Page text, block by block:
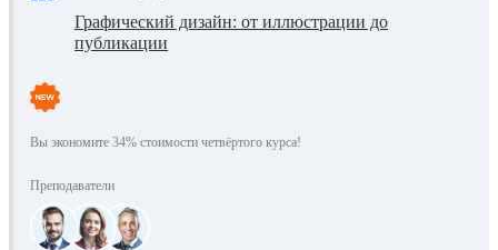
Графический дизайн: от иллюстрации до
публикации
Вы экономите 34% стоимости четвёртого курса!
Преподаватели